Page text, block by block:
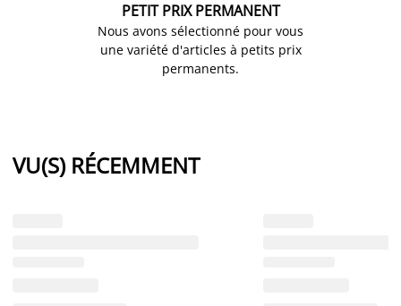
PETIT PRIX PERMANENT
Nous avons sélectionné pour vous
une variété d'articles à petits prix
permanents.
VU(S) RÉCEMMENT